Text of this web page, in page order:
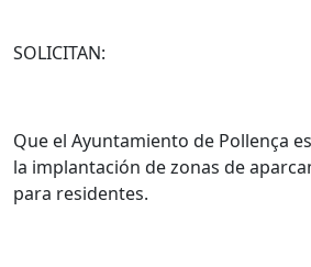
SOLICITAN:
Que el Ayuntamiento de Pollença
la implantación de zonas de
para residentes.